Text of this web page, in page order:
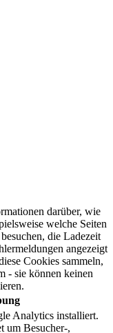
darüber, wie
welche Seiten
die Ladezeit
angezeigt
Cookies sammeln,
- sie können keinen
Analytics installiert.
um Besucher-,